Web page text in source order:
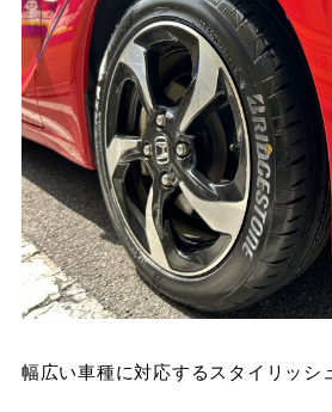
幅広い車種に対応するスタイリッシ